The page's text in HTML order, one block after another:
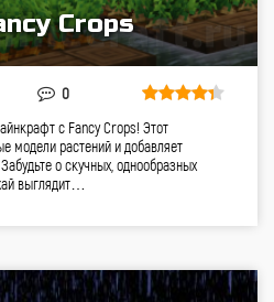
Crops
0
с Fancy Crops! Этот
модели растений и добавляет
о скучных, однообразных
выглядит…